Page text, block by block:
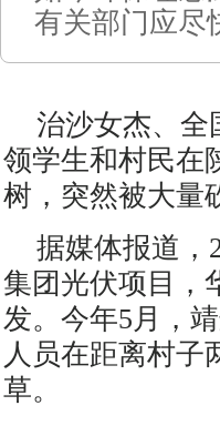
有关部门应尽
治沙女杰、全
领学生和村民在
树，突然被大量
据媒体报道，
集团光伏项目，
发。今年5月，
人员在距离村子
草。